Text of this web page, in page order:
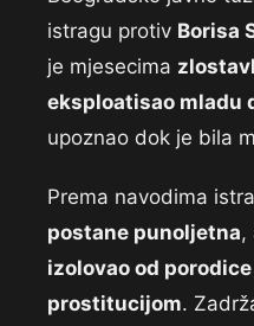
istragu protiv Borisa
je mjesecima
eksploatisao mladu
upoznao dok je bila
Prema navodima
postane punoljetna,
izolovao od
prostitucijom.